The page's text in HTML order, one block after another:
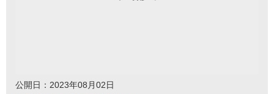
公開日：2023年08月02日